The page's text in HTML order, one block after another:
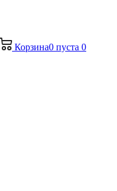
Корзина0 пуста 0